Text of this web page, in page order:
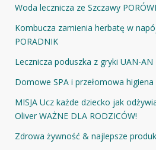
Woda lecznicza ze Szczawy
Kombucza zamienia herbatę w
PORADNIK
Lecznicza poduszka z gryki UAN-AN
Domowe SPA i przełomowa higiena
MISJA Ucz każde dziecko jak
Oliver WAŻNE DLA RODZICÓW!
Zdrowa żywność & najlepsze